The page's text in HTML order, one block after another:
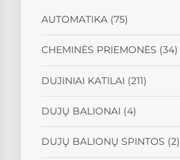
AUTOMATIKA (75)
CHEMINĖS PRIEMONĖS (34)
DUJINIAI KATILAI (211)
DUJŲ BALIONAI (4)
DUJŲ BALIONŲ SPINTOS (2)